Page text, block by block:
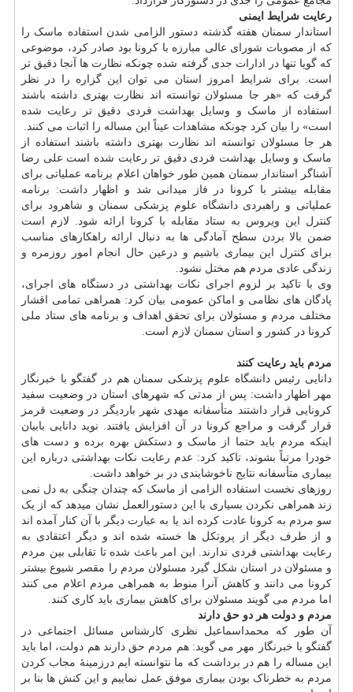
رعایت شرایط ایمنی
استاندار سمنان هفته گذشته دستور الزامی شدن استفاده ماسک را
که از مصوبات شورای عالی مبارزه با کرونا بود صادر کرد، موضوعی
که گویا تنها در ادارات جدی گرفته شده چونکه نظارت ها آنجا دقیق تر
است. برای شرایط امروز استان می توان این گزاره را در نظر
گرفت که «هر جا مسئولان توانسته اند نظارت بهتری داشته باشند
استفاده از ماسک و وسایل بهداشت فردی دقیق تر رعایت شده
است» را بیان کرد چونکه مشاهدات عیناً این مساله را اثبات می کنند.
هر جا مسئولان توانسته اند نظارت بهتری داشته باشند استفاده از
ماسک و وسایل بهداشت فردی دقیق تر رعایت شده است علی رضا
آشناگر استاندار سمنان همین طور خواهان اعلام برنامه عملیاتی برای
مقابله بیشتر با کرونا در فاز میدانی شد و اظهار داشت: برنامه
عملیاتی و راهبردی دانشگاه علوم پزشکی سمنان و شاهرود برای
کنترل این ویروس به ستاد مقابله با کرونا ارائه شود. لازم است
ضمن بالا بردن سطح آمادگی ها به دنبال ارائه راهکارهای مناسب
برای کنترل این بیماری باشیم و درعین حال انجام امور روزمره و
زندگی عادی مردم هم مختل نشود.
وی با تاکید بر لزوم اجرای نکات بهداشتی در دستگاه های اجرای،
پادگان های نظامی و اماکن عمومی بیان کرد: همراهی تمامی اقشار
مختلف مردم و مسئولان برای تحقق اهداف و برنامه های ستاد ملی
کرونا در کشور و استان سمنان لازم است.
مردم باید رعایت کنند
دانایی رئیس دانشگاه علوم پزشکی سمنان هم در گفتگو با خبرنگار
مهر اظهار داشت: پس از مدتی که شهرهای استان در وضعیت سفید
کرونایی قرار داشتند متأسفانه مهدی شهر باردیگر در وضعیت قرمز
قرار گرفت و مراجع کرونا در آن افزایش یافتند. نوید دانایی بابیان
اینکه مردم باید حتما از ماسک و دستکش بهره برده و دست های
خودرا مرتباً بشوند، تاکید کرد: عدم رعایت نکات بهداشتی درباره این
بیماری متأسفانه نتایج ناخوشایندی در بر خواهد داشت.
روزهای نخست استفاده الزامی از ماسک که چندان چنگی به دل نمی
زند همراهی نکردن بسیاری با این دستورالعمل نشان میدهد که از یک
سو مردم به کرونا عادت کرده اند یا به عبارت دیگر با آن کنار آمده اند
و از طرف دیگر از پروتکل ها خسته شده اند و دیگر اعتقادی به
رعایت بهداشتی فردی ندارند. این امر باعث شده تا تقابلی بین مردم
و مسئولان در استان شکل گیرد مسئولان مردم را مقصر شیوع بیشتر
کرونا می دانند و کاهش آنرا منوط به همراهی مردم اعلام می کنند
اما مردم می گویند مسئولان برای کاهش بیماری باید کاری کنند.
مردم و دولت هر دو حق دارند
آن طور که محمداسماعیل نظری کارشناس مسائل اجتماعی در
گفتگو با خبرنگار مهر می گوید: هم مردم حق دارند هم دولت، اما باید
این مساله را هم در برداشت که ما نتوانسته ایم درزمینهٔ مجاب کردن
مردم به خطرناک بودن بیماری موفق عمل نماییم و این کنش ها بنا بر